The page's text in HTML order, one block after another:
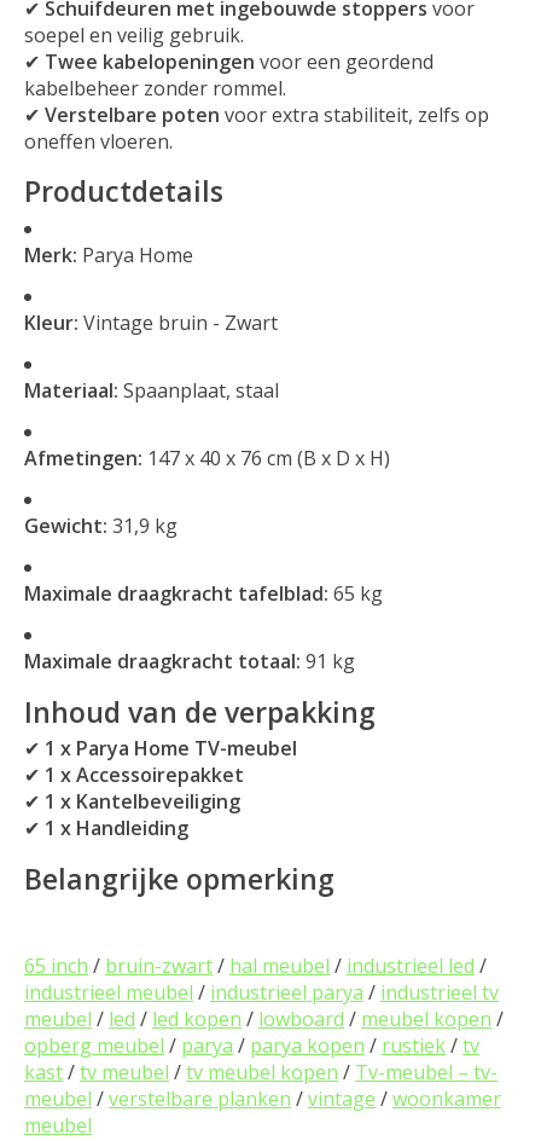
✔ Schuifdeuren met ingebouwde stoppers voor
soepel en veilig gebruik.
✔ Twee kabelopeningen voor een geordend
kabelbeheer zonder rommel.
✔ Verstelbare poten voor extra stabiliteit, zelfs op
oneffen vloeren.
Productdetails
Merk: Parya Home
Kleur: Vintage bruin - Zwart
Materiaal: Spaanplaat, staal
Afmetingen: 147 x 40 x 76 cm (B x D x H)
Gewicht: 31,9 kg
Maximale draagkracht tafelblad: 65 kg
Maximale draagkracht totaal: 91 kg
Inhoud van de verpakking
✔ 1 x Parya Home TV-meubel
✔ 1 x Accessoirepakket
✔ 1 x Kantelbeveiliging
✔ 1 x Handleiding
Belangrijke opmerking
65 inch / bruin-zwart/ hal meubel / industrieel led /
industrieel meubel / industrieel parya / industrieel tv
meubel / led / led kopen / lowboard / meubel kopen /
opberg meubel / parya / parya kopen / rustiek/tv
kast/tv meubel /tv meubel kopen / Tv-meubel – tv-
meubel /verstelbare planken /vintage /woonkamer
meubel